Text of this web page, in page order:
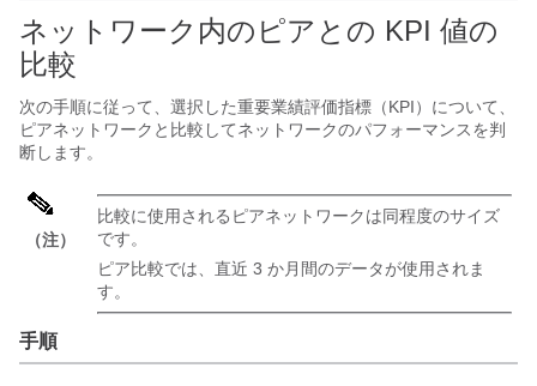
ネットワーク内のピアとの KPI 値の
比較
次の手順に従って、選択した重要業績評価指標（KPI）について、
ピアネットワークと比較してネットワークのパフォーマンスを判
断します。
（注）
比較に使用されるピアネットワークは同程度のサイズ
です。
ピア比較では、直近 3 か月間のデータが使用されま
す。
手順